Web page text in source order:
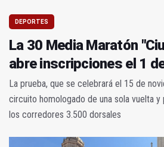
DEPORTES
La 30 Media Maratón
abre inscripciones el 1
La prueba, que se celebrará el 15 de
circuito homologado de una sola vuelta
los corredores 3.500 dorsales